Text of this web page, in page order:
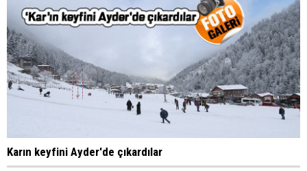
Karın keyfini Ayder'de çıkardılar